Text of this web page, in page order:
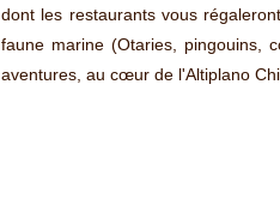
dont les restaurants vous
faune marine (Otaries, pingouins,
aventures, au cœur de l'Altiplano